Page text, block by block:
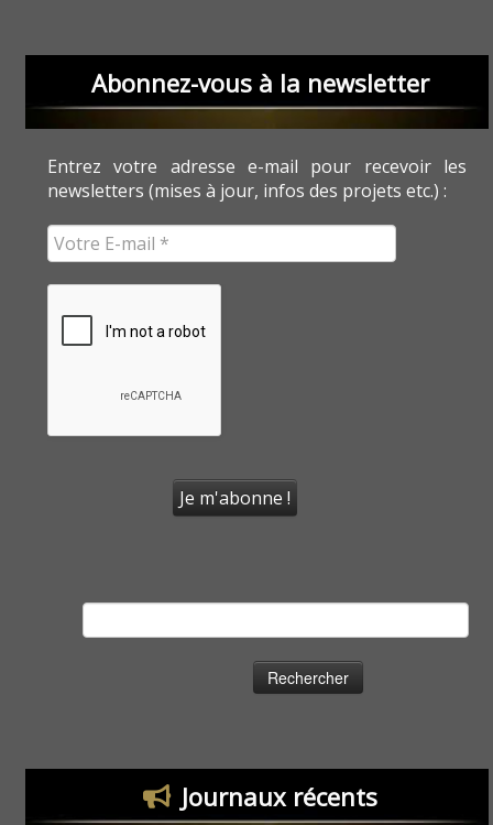
Abonnez-vous à la newsletter
Entrez votre adresse e-mail pour recevoir les
newsletters (mises à jour, infos des projets etc.) :
Journaux récents